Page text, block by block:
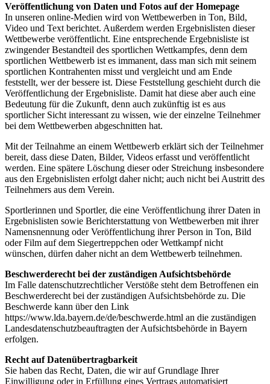
Veröffentlichung von Daten und Fotos auf der Homepage
In unseren online-Medien wird von Wettbewerben in Ton, Bild,
Video und Text berichtet. Außerdem werden Ergebnislisten dieser
Wettbewerbe veröffentlicht. Eine entsprechende Ergebnisliste ist
zwingender Bestandteil des sportlichen Wettkampfes, denn dem
sportlichen Wettbewerb ist es immanent, dass man sich mit seinem
sportlichen Kontrahenten misst und vergleicht und am Ende
feststellt, wer der bessere ist. Diese Feststellung geschieht durch die
Veröffentlichung der Ergebnisliste. Damit hat diese aber auch eine
Bedeutung für die Zukunft, denn auch zukünftig ist es aus
sportlicher Sicht interessant zu wissen, wie der einzelne Teilnehmer
bei dem Wettbewerben abgeschnitten hat.
Mit der Teilnahme an einem Wettbewerb erklärt sich der Teilnehmer
bereit, dass diese Daten, Bilder, Videos erfasst und veröffentlicht
werden. Eine spätere Löschung dieser oder Streichung insbesondere
aus den Ergebnislisten erfolgt daher nicht; auch nicht bei Austritt des
Teilnehmers aus dem Verein.
Sportlerinnen und Sportler, die eine Veröffentlichung ihrer Daten in
Ergebnislisten sowie Berichterstattung von Wettbewerben mit ihrer
Namensnennung oder Veröffentlichung ihrer Person in Ton, Bild
oder Film auf dem Siegertreppchen oder Wettkampf nicht
wünschen, dürfen daher nicht an dem Wettbewerb teilnehmen.
Beschwerderecht bei der zuständigen Aufsichtsbehörde
Im Falle datenschutzrechtlicher Verstöße steht dem Betroffenen ein
Beschwerderecht bei der zuständigen Aufsichtsbehörde zu. Die
Beschwerde kann über den Link
https://www.lda.bayern.de/de/beschwerde.html an die zuständigen
Landesdatenschutzbeauftragten der Aufsichtsbehörde in Bayern
erfolgen.
Recht auf Datenübertragbarkeit
Sie haben das Recht, Daten, die wir auf Grundlage Ihrer
Einwilligung oder in Erfüllung eines Vertrags automatisiert